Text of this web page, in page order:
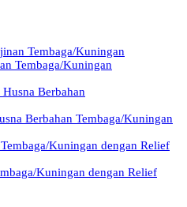
Tembaga/Kuningan
Berbahan Tembaga/Kuningan
Kuningan dengan Relief